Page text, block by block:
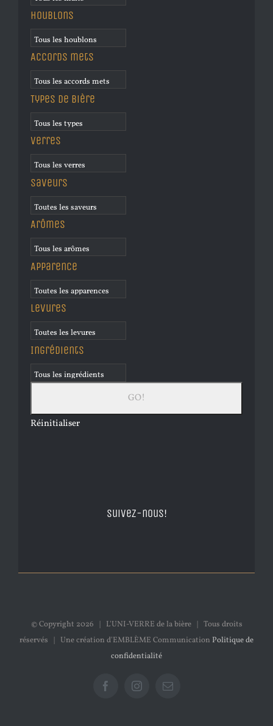
Houblons
Accords mets
Types de bière
Verres
Saveurs
Arômes
Apparence
Levures
Ingrédients
Réinitialiser
Suivez-nous!
© Copyright 2026 | L'UNI-VERRE de la bière | Tous droits
réservés | Une création d'EMBLÈME Communication Politique de
confidentialité
FacebookInstagramEmail